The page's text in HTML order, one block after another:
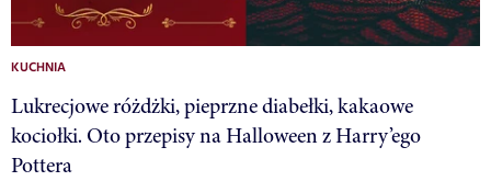
KUCHNIA
Lukrecjowe różdżki, pieprzne diabełki, kakaowe
kociołki. Oto przepisy na Halloween z Harry’ego
Pottera